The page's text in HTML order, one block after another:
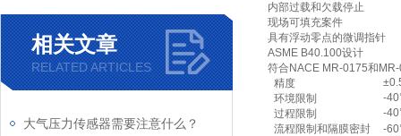
内部过载和欠载停止
现场可填充案件
具有浮动零点的微调指针
ASME B40.100设计
符合 NACE MR-0175和
精度
环境限制
-
过程限制
-
流程限制和隔膜密封
-
相关文章
RELATED ARTICLES
大气压力传感器需要注意什么？